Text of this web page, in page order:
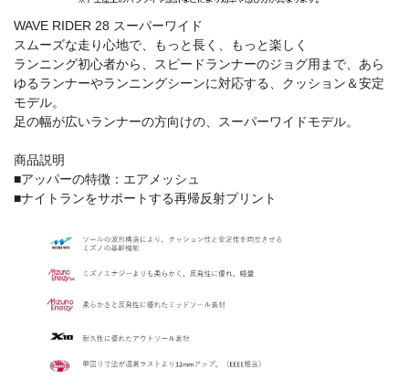
WAVE RIDER 28 スーパーワイド
スムーズな走り心地で、もっと長く、もっと楽しく
ランニング初心者から、スピードランナーのジョグ用まで、あら
ゆるランナーやランニングシーンに対応する、クッション＆安定
モデル。
足の幅が広いランナーの方向けの、スーパーワイドモデル。
商品説明
■アッパーの特徴：エアメッシュ
■ナイトランをサポートする再帰反射プリント